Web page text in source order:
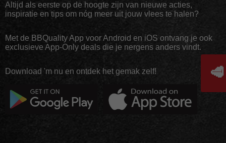
Altijd als eerste op de hoogte zijn van nieuwe acties,
inspiratie en tips om nóg meer uit jouw vlees te halen?
Met de BBQuality App voor Android en iOS ontvang je ook
exclusieve App-Only deals die je nergens anders vindt.
Download 'm nu en ontdek het gemak zelf! 🥩